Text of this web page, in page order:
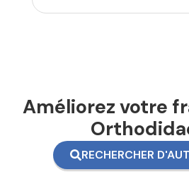
Améliorez votre
RECHERCHER